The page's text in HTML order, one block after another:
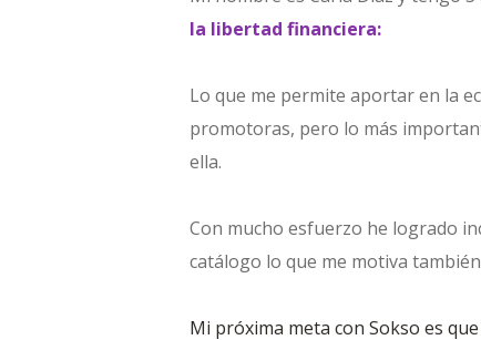
la libertad financiera:
Lo que me permite aportar en la
promotoras, pero lo más
ella.
Con mucho esfuerzo he logrado
catálogo lo que me motiva
Mi próxima meta con Sokso es